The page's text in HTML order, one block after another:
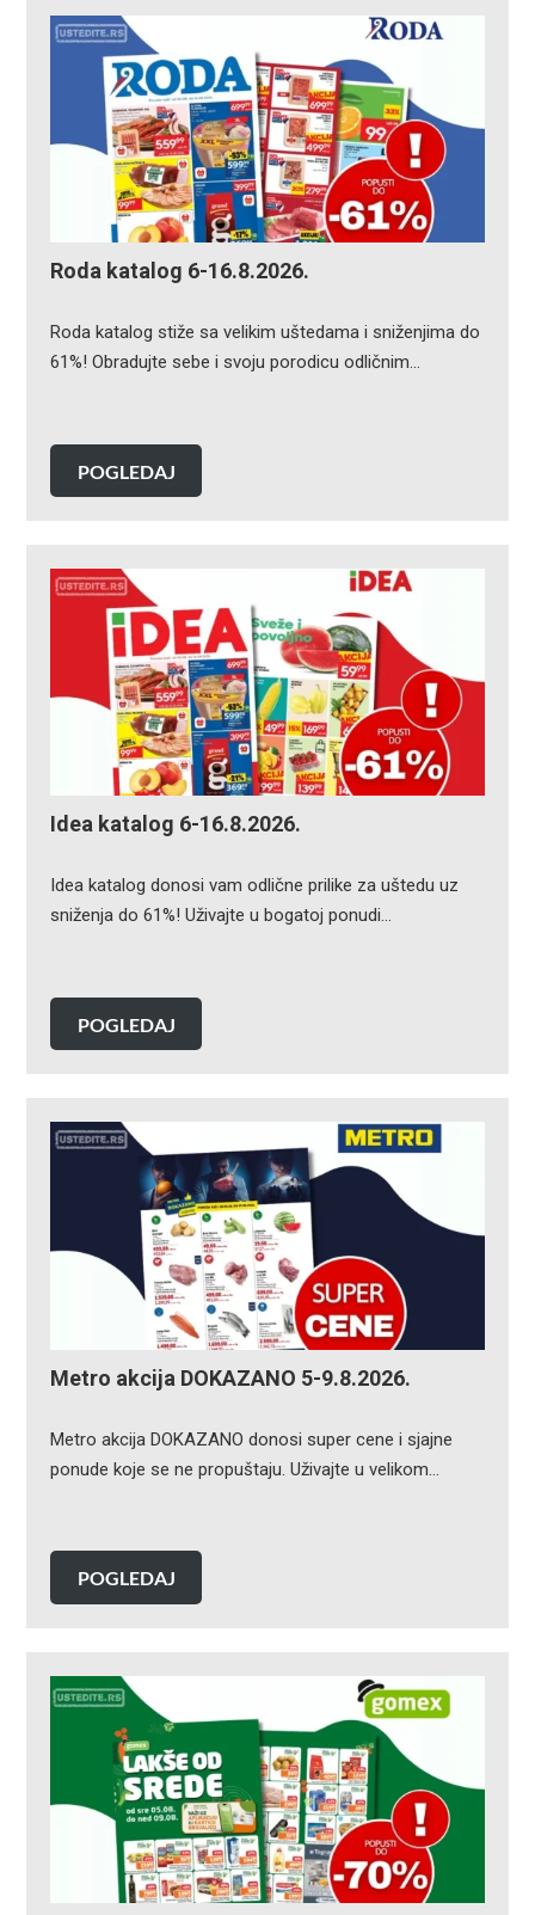
Roda katalog 6-16.8.2026.
Roda katalog stiže sa velikim uštedama i sniženjima do
61%! Obradujte sebe i svoju porodicu odličnim…
POGLEDAJ
Idea katalog 6-16.8.2026.
Idea katalog donosi vam odlične prilike za uštedu uz
sniženja do 61%! Uživajte u bogatoj ponudi…
POGLEDAJ
Metro akcija DOKAZANO 5-9.8.2026.
Metro akcija DOKAZANO donosi super cene i sjajne
ponude koje se ne propuštaju. Uživajte u velikom…
POGLEDAJ